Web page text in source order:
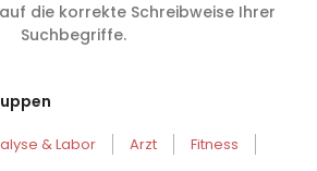
die korrekte Schreibweise Ihrer
Suchbegriffe.
& Labor Arzt
Fitness